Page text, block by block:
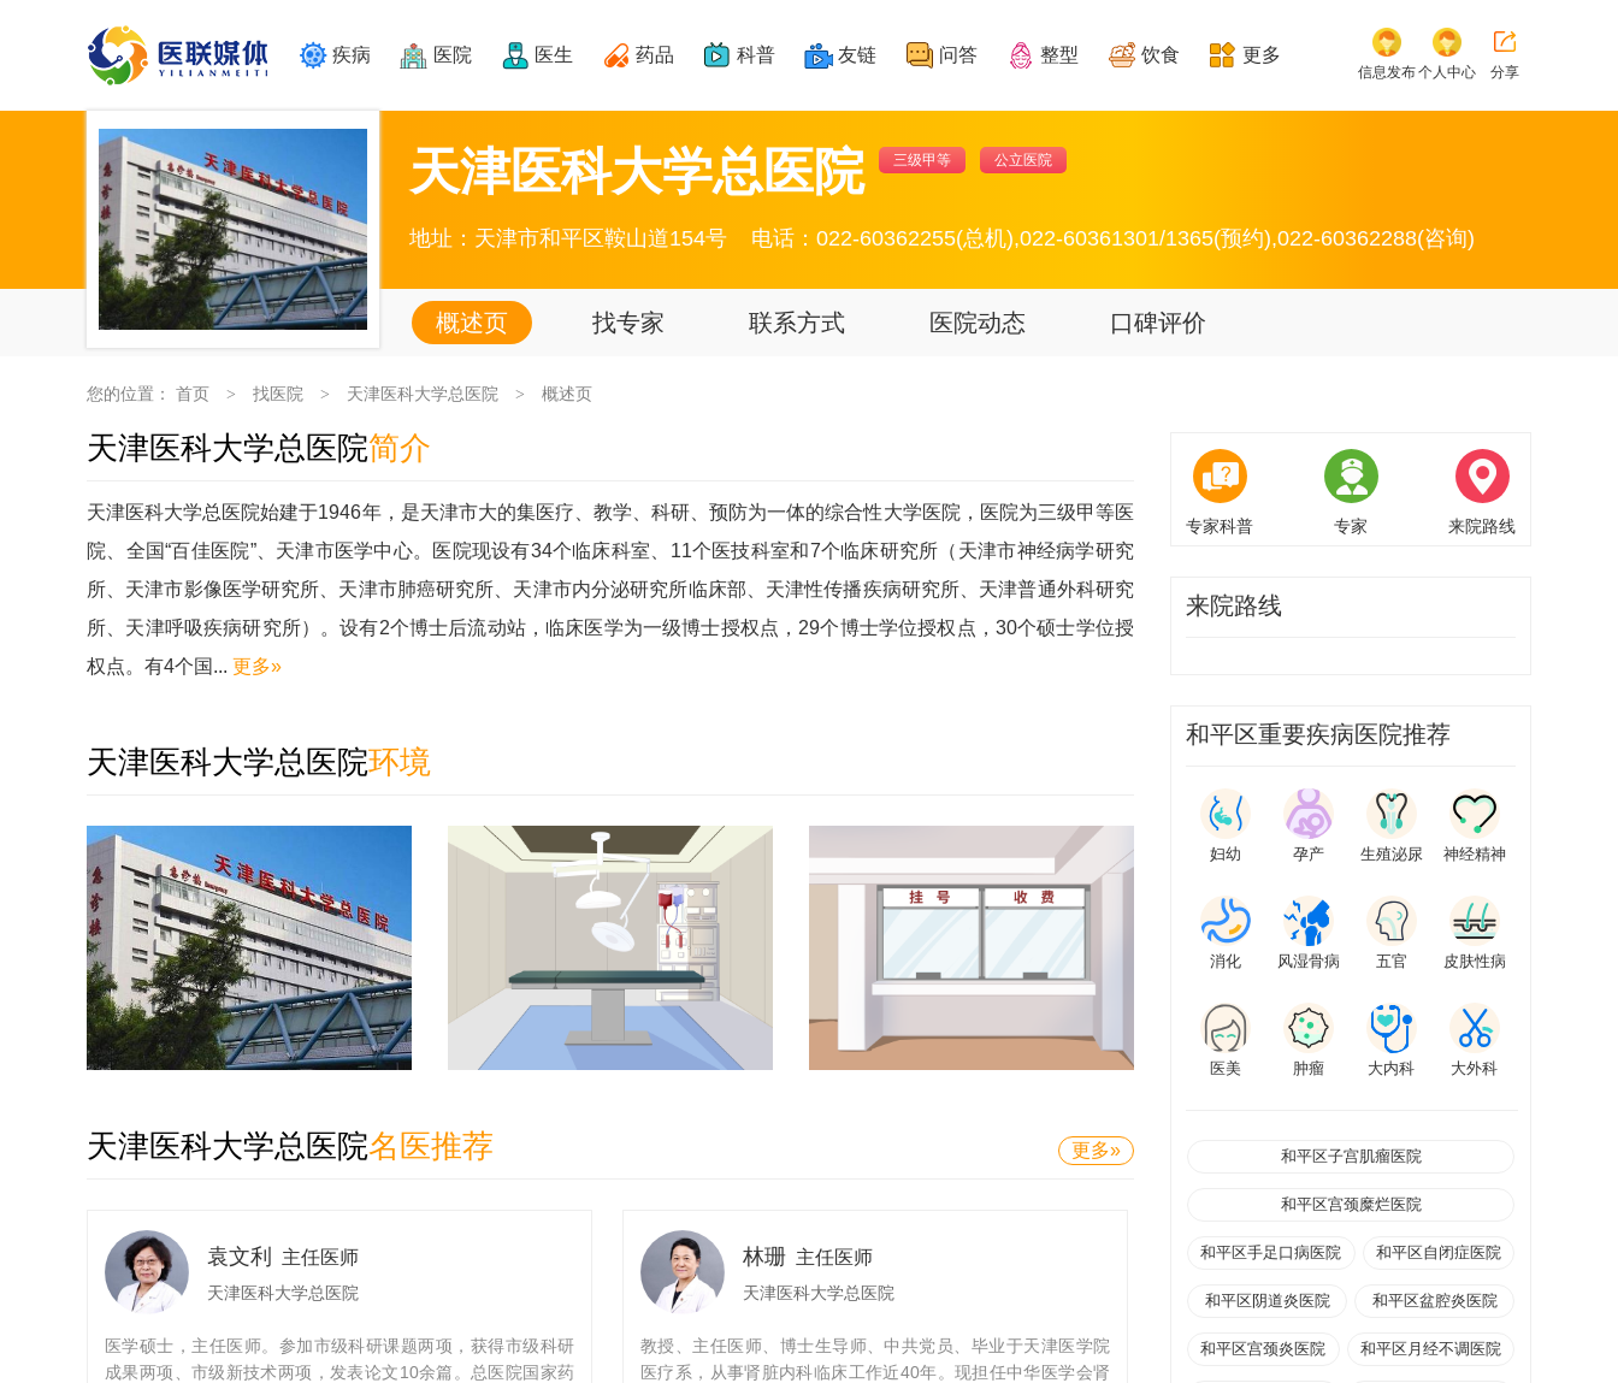
疾病 医院 医生 药品 科普 友链 问答 整型 饮食 更多
信息发布个人中心 分享
天津医科大学总医院 三级甲等 公立医院
地址：天津市和平区鞍山道154号 电话：022-60362255(总机),022-60361301/1365(预约),022-60362288(咨询)
概述页 找专家 联系方式 医院动态 口碑评价
您的位置： 首页 > 找医院 > 天津医科大学总医院 > 概述页
天津医科大学总医院简介
天津医科大学总医院始建于1946年，是天津市大的集医疗、教学、科研、预防为一体的综合性大学医院，医院为三级甲等医
院、全国“百佳医院”、天津市医学中心。医院现设有34个临床科室、11个医技科室和7个临床研究所（天津市神经病学研究
所、天津市影像医学研究所、天津市肺癌研究所、天津市内分泌研究所临床部、天津性传播疾病研究所、天津普通外科研究
所、天津呼吸疾病研究所）。设有2个博士后流动站，临床医学为一级博士授权点，29个博士学位授权点，30个硕士学位授
权点。有4个国... 更多»
天津医科大学总医院环境
天津医科大学总医院名医推荐 更多»
袁文利 主任医师
天津医科大学总医院
医学硕士，主任医师。参加市级科研课题两项，获得市级科研
成果两项、市级新技术两项，发表论文10余篇。总医院国家药
林珊 主任医师
天津医科大学总医院
教授、主任医师、博士生导师、中共党员、毕业于天津医学院
医疗系，从事肾脏内科临床工作近40年。现担任中华医学会肾
专家科普 专家 来院路线
来院路线
和平区重要疾病医院推荐
妇幼 孕产 生殖泌尿 神经精神
消化 风湿骨病 五官 皮肤性病
医美 肿瘤 大内科 大外科
和平区子宫肌瘤医院
和平区宫颈糜烂医院
和平区手足口病医院 和平区自闭症医院
和平区阴道炎医院 和平区盆腔炎医院
和平区宫颈炎医院 和平区月经不调医院